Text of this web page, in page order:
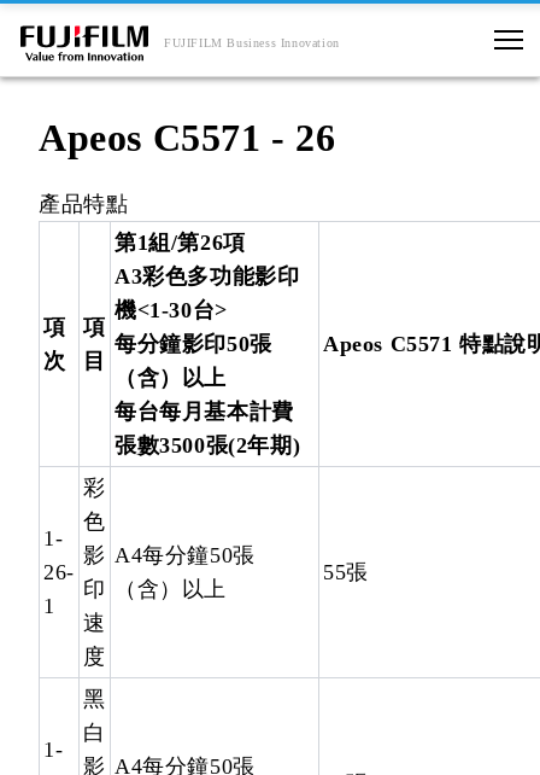
FUJIFILM Business Innovation
Apeos C5571 - 26
產品特點
項
次
項
目
第1組/第26項
A3彩色多功能影印
機<1-30台>
每分鐘影印50張
（含）以上
每台每月基本計費
張數3500張(2年期)
Apeos C5571 特點說
1-
26-
1
彩
色
影
印
速
度
A4每分鐘50張
（含）以上
55張
1-
黑
白
影 A4每分鐘50張